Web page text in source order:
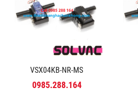
VSX04KB-NR-MS
0985.288.164